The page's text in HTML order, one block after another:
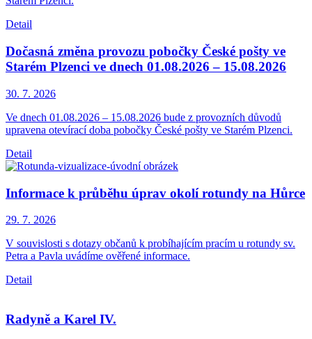
Detail
Dočasná změna provozu pobočky České pošty ve
Starém Plzenci ve dnech 01.08.2026 – 15.08.2026
30. 7. 2026
Ve dnech 01.08.2026 – 15.08.2026 bude z provozních důvodů
upravena otevírací doba pobočky České pošty ve Starém Plzenci.
Detail
Informace k průběhu úprav okolí rotundy na Hůrce
29. 7. 2026
V souvislosti s dotazy občanů k probíhajícím pracím u rotundy sv.
Petra a Pavla uvádíme ověřené informace.
Detail
Radyně a Karel IV.